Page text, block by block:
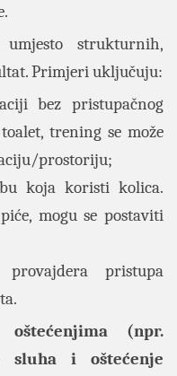
strukturnih,
Primjeri uključuju:
bez pristupačnog
trening se može
prostoriju;
koja koristi kolica.
mogu se postaviti
pristupa
(npr.
sluha i oštećenje